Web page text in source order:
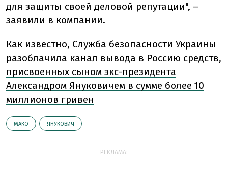
для защиты своей деловой репутации", –
заявили в компании.
Как известно, Служба безопасности Украины
разоблачила канал вывода в Россию средств,
присвоенных сыном экс-президента
Александром Януковичем в сумме более 10
миллионов гривен
МАКО ЯНУКОВИЧ
РЕКЛАМА: